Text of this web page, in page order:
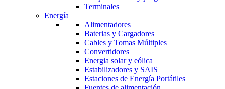
Terminales
Energía
Alimentadores
Baterias y Cargadores
Cables y Tomas Múltiples
Convertidores
Energia solar y eólica
Estabilizadores y SAIS
Estaciones de Energía Portátiles